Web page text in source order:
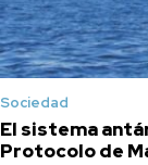
Sociedad
El sistema
Protocolo de